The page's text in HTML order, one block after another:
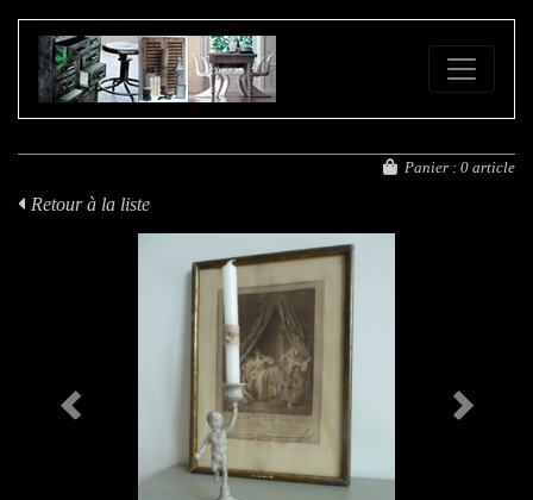
Panier : 0 article
Retour à la liste
Previous Next